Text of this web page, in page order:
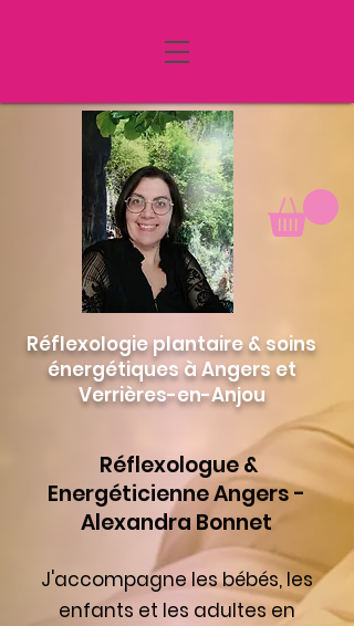
Réflexologie plantaire & soins
énergétiques à Angers et
Verrières-en-Anjou
J'accompagne les bébés, les
enfants et les adultes en
Réflexologue &
Energéticienne Angers -
Alexandra Bonnet